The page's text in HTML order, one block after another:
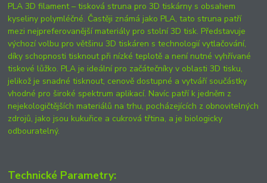
PLA 3D filament – tisková struna pro 3D tiskárny s obsahem
kyseliny polymléčné. Častěji známá jako PLA, tato struna patří
mezi nejpreferovanější materiály pro stolní 3D tisk. Představuje
výchozí volbu pro většinu 3D tiskáren s technologií vytlačování,
díky schopnosti tisknout při nízké teplotě a není nutné vyhřívané
tiskové lůžko. PLA je ideální pro začátečníky v oblasti 3D tisku,
jelikož je snadné tisknout, cenově dostupné a vytváří součástky
vhodné pro široké spektrum aplikací. Navíc patří k jedněm z
nejekologičtějších materiálů na trhu, pocházejících z obnovitelných
zdrojů, jako jsou kukuřice a cukrová třtina, a je biologicky
odbouratelný.
Technické Parametry: